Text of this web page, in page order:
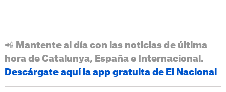
📲 Mantente al día con las noticias de última
hora de Catalunya, España e Internacional.
Descárgate aquí la app gratuita de El Nacional